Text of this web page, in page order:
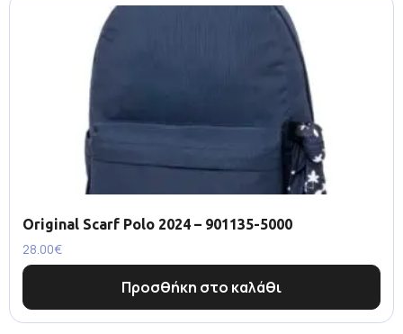
Original Scarf Polo 2024 – 901135-5000
28.00€
Προσθήκη στο καλάθι